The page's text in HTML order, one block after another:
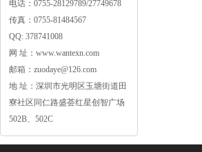
电话：0755-28129789/27749678
传真：0755-81484567
QQ:378741008
网址：www.wantexn.com
邮箱：zuodaye@126.com
地址：深圳市光明区玉塘街道田
寮社区同仁路盛荟红星创智广场
502B、502C